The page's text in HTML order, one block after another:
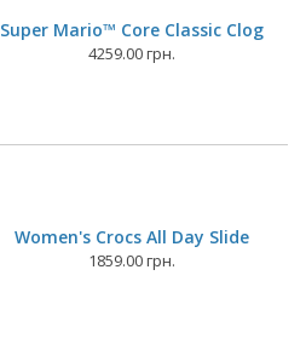
Super Mario™ Core Classic Clog
4259.00 грн.
Women's Crocs All Day Slide
1859.00 грн.